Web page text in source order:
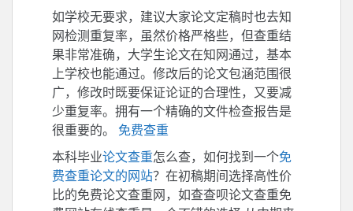
如学校无要求，建议大家论文定稿时也去知
网检测重复率，虽然价格严格些，但查重结
果非常准确，大学生论文在知网通过，基本
上学校也能通过。修改后的论文包涵范围很
广，修改时既要保证论证的合理性，又要减
少重复率。拥有一个精确的文件检查报告是
很重要的。 免费查重
本科毕业论文查重怎么查，如何找到一个免
费查重论文的网站？在初稿期间选择高性价
比的免费论文查重网，如查查呗论文查重免